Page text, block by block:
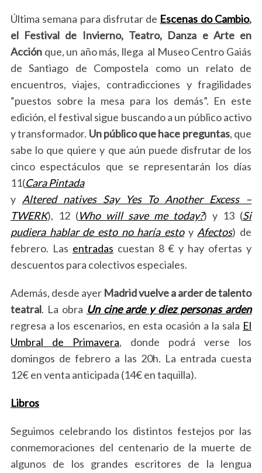
Última semana para disfrutar de Escenas do Cambio,
el Festival de Invierno, Teatro, Danza e Arte en
Acción que, un año más, llega al Museo Centro Gaiás
de Santiago de Compostela como un relato de
encuentros, viajes, contradicciones y fragilidades
“puestos sobre la mesa para los demás”. En este
edición, el festival sigue buscando a un público activo
y transformador. Un público que hace preguntas, que
sabe lo que quiere y que aún puede disfrutar de los
cinco espectáculos que se representarán los días
11(Cara Pintada
y Altered natives Say Yes To Another Excess –
TWERK), 12 (Who will save me today?) y 13 (Si
pudiera hablar de esto no haría estoy Afectos) de
febrero. Las entradas cuestan 8 € y hay ofertas y
descuentos para colectivos especiales.
Además, desde ayer Madrid vuelve a arder de talento
teatral. La obra Un cine arde y diez personas arden
regresa a los escenarios, en esta ocasión a la sala El
Umbral de Primavera, donde podrá verse los
domingos de febrero a las 20h. La entrada cuesta
12€ en venta anticipada (14€ en taquilla).
Libros
Seguimos celebrando los distintos festejos por las
conmemoraciones del centenario de la muerte de
algunos de los grandes escritores de la lengua